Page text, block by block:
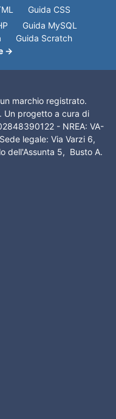
Guida CSS
Guida MySQL
Guida Scratch
→
marchio registrato.
Un progetto a cura di
- NREA: VA-
legale: Via Varzi 6,
dell'Assunta 5, Busto A.